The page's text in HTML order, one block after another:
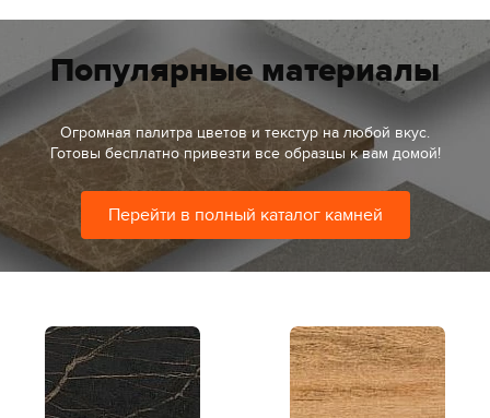
Популярные материалы
Огромная палитра цветов и текстур на любой вкус.
Готовы бесплатно привезти все образцы к вам домой!
Перейти в полный каталог камней